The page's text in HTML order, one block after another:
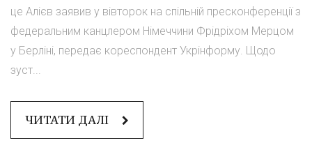
це Алієв заявив у вівторок на спільній пресконференції з
федеральним канцлером Німеччини Фрідріхом Мерцом
у Берліні, передає кореспондент Укрінформу. Щодо
зуст...
ЧИТАТИ ДАЛІ